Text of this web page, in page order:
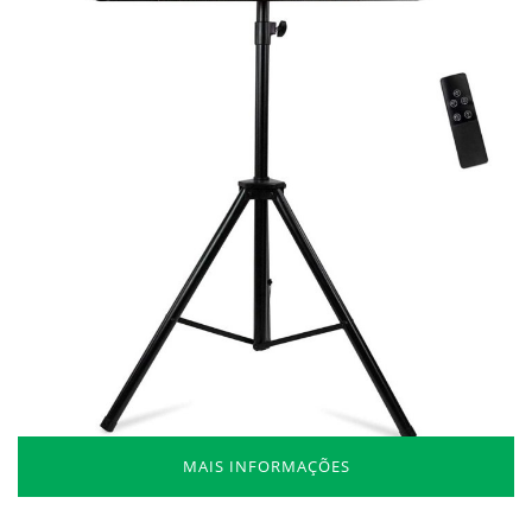
MAIS INFORMAÇÕES